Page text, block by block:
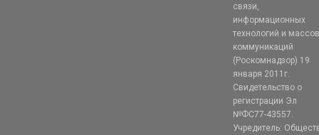
связи,
информационных
технологий и
коммуникаций
(Роскомнадзор) 19
января 2011г.
Свидетельство о
регистрации Эл
№ФС77-43557.
Учредитель: